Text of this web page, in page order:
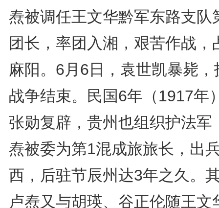
焘被调任王文华黔军东路支队
团长，率团入湘，艰苦作战，
麻阳。6月6日，袁世凯暴毙，
战争结束。民国6年（1917年
张勋复辟，贵州也组织护法军
焘被委为第1混成旅旅长，出
西，后驻节辰州达3年之久。
卢焘又与胡瑛、谷正伦随王文